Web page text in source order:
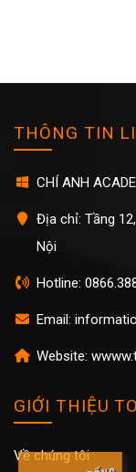
THÔNG TIN
CHÍ ANH
Địa chỉ: Tầng
Nội
Hotline:
Email:
Website:
GIỚI THIỆU
Về chúng tôi